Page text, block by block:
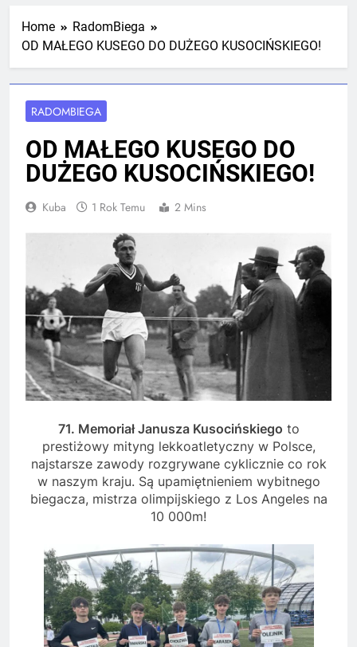
2 Tygodnie Temu
Krakowie
4 Tygodnie Temu
Home
RadomBiega
OD MAŁEGO KUSEGO DO DUŻEGO KUSOCIŃSKIEGO!
RADOMBIEGA
OD MAŁEGO KUSEGO DO
DUŻEGO KUSOCIŃSKIEGO!
Kuba 1 Rok Temu 2 Mins
71. Memoriał Janusza Kusocińskiego to
prestiżowy mityng lekkoatletyczny w Polsce,
najstarsze zawody rozgrywane cyklicznie co rok
w naszym kraju. Są upamiętnieniem wybitnego
biegacza, mistrza olimpijskiego z Los Angeles na
10 000m!